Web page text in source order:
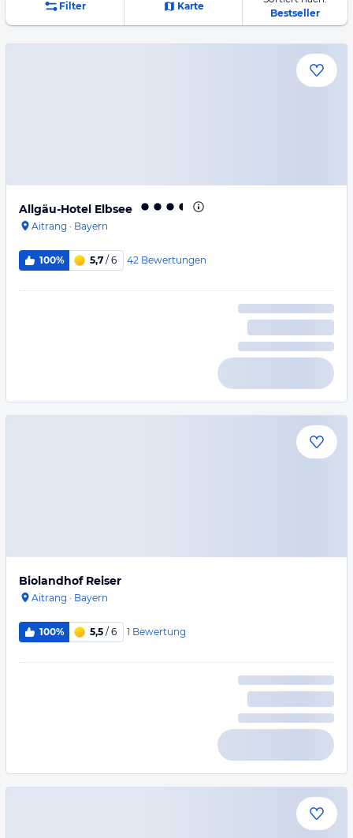
Filter Karte
Bestseller
Allgäu-Hotel Elbsee
Aitrang · Bayern
100% 5,7 / 6 42 Bewertungen
Biolandhof Reiser
Aitrang · Bayern
100% 5,5 / 6 1 Bewertung